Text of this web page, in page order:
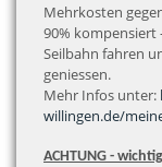
Mehrkosten
90% kompensiert
Seilbahn fahren
geniessen.
Mehr Infos unter:
willingen.de/
ACHTUNG -